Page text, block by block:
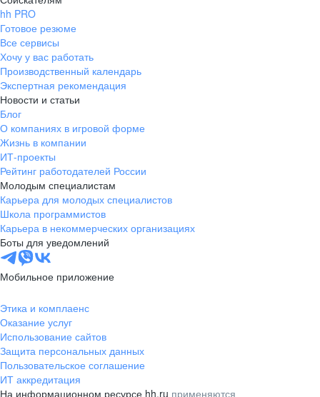
hh PRO
Готовое резюме
Все сервисы
Хочу у вас работать
Производственный календарь
Экспертная рекомендация
Новости и статьи
Блог
О компаниях в игровой форме
Жизнь в компании
ИТ-проекты
Рейтинг работодателей России
Молодым специалистам
Карьера для молодых специалистов
Школа программистов
Карьера в некоммерческих организациях
Боты для уведомлений
Мобильное приложение
Этика и комплаенс
Оказание услуг
Использование сайтов
Защита персональных данных
Пользовательское соглашение
ИТ аккредитация
На информационном ресурсе hh.ru применяются